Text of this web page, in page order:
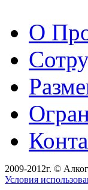
О
2009-2012г. ©
Условия